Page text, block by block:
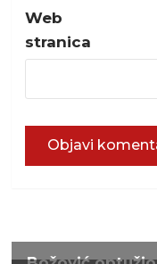
Web
stranica